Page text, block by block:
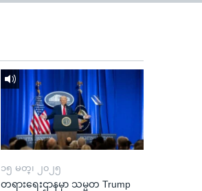
၁၅ မတ္၊ ၂၀၂၅
တရားရေးဌာနမှာ သမ္မတ Trump